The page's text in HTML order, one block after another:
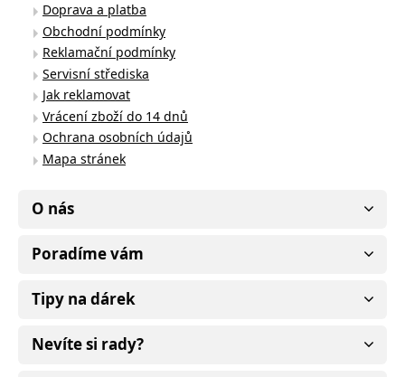
Doprava a platba
Obchodní podmínky
Reklamační podmínky
Servisní střediska
Jak reklamovat
Vrácení zboží do 14 dnů
Ochrana osobních údajů
Mapa stránek
O nás
Poradíme vám
Tipy na dárek
Nevíte si rady?